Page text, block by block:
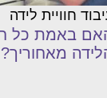
חוויית לידה
באמת כל
מאחוריך?